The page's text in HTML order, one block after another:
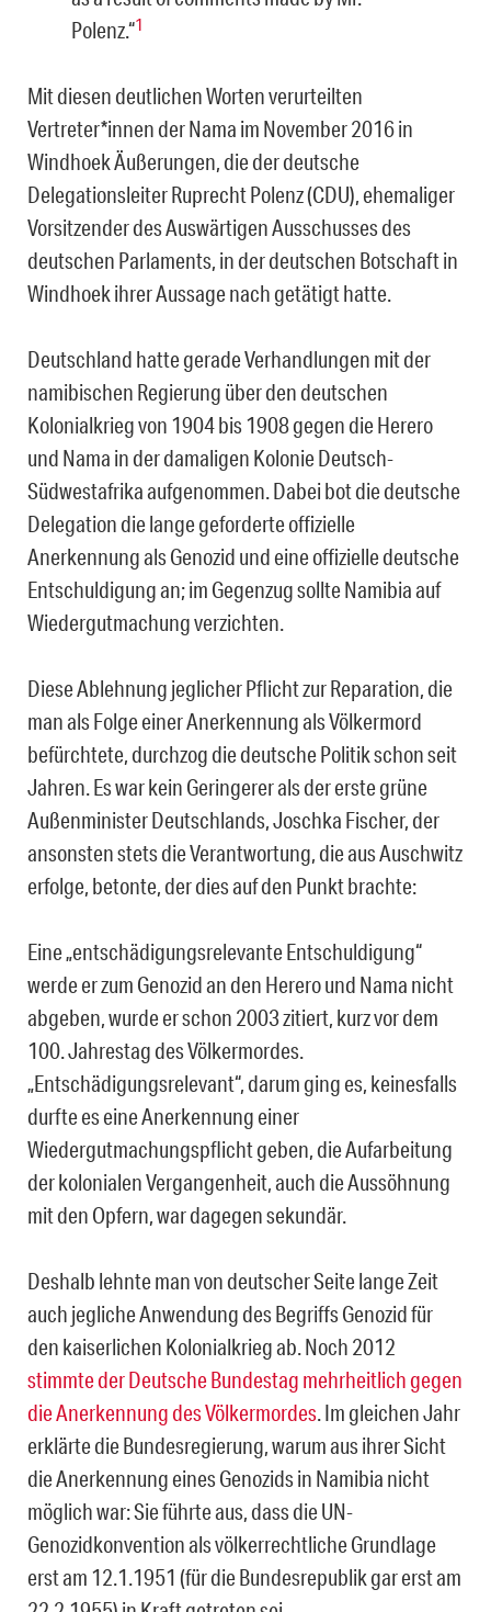
Polenz.“1
Mit diesen deutlichen Worten verurteilten
Vertreter*innen der Nama im November 2016 in
Windhoek Äußerungen, die der deutsche
Delegationsleiter Ruprecht Polenz (CDU), ehemaliger
Vorsitzender des Auswärtigen Ausschusses des
deutschen Parlaments, in der deutschen Botschaft in
Windhoek ihrer Aussage nach getätigt hatte.
Deutschland hatte gerade Verhandlungen mit der
namibischen Regierung über den deutschen
Kolonialkrieg von 1904 bis 1908 gegen die Herero
und Nama in der damaligen Kolonie Deutsch-
Südwestafrika aufgenommen. Dabei bot die deutsche
Delegation die lange geforderte offizielle
Anerkennung als Genozid und eine offizielle deutsche
Entschuldigung an; im Gegenzug sollte Namibia auf
Wiedergutmachung verzichten.
Diese Ablehnung jeglicher Pflicht zur Reparation, die
man als Folge einer Anerkennung als Völkermord
befürchtete, durchzog die deutsche Politik schon seit
Jahren. Es war kein Geringerer als der erste grüne
Außenminister Deutschlands, Joschka Fischer, der
ansonsten stets die Verantwortung, die aus Auschwitz
erfolge, betonte, der dies auf den Punkt brachte:
Eine „entschädigungsrelevante Entschuldigung“
werde er zum Genozid an den Herero und Nama nicht
abgeben, wurde er schon 2003 zitiert, kurz vor dem
100. Jahrestag des Völkermordes.
„Entschädigungsrelevant“, darum ging es, keinesfalls
durfte es eine Anerkennung einer
Wiedergutmachungspflicht geben, die Aufarbeitung
der kolonialen Vergangenheit, auch die Aussöhnung
mit den Opfern, war dagegen sekundär.
Deshalb lehnte man von deutscher Seite lange Zeit
auch jegliche Anwendung des Begriffs Genozid für
den kaiserlichen Kolonialkrieg ab. Noch 2012
stimmte der Deutsche Bundestag mehrheitlich gegen
die Anerkennung des Völkermordes. Im gleichen Jahr
erklärte die Bundesregierung, warum aus ihrer Sicht
die Anerkennung eines Genozids in Namibia nicht
möglich war: Sie führte aus, dass die UN-
Genozidkonvention als völkerrechtliche Grundlage
erst am 12.1.1951 (für die Bundesrepublik gar erst am